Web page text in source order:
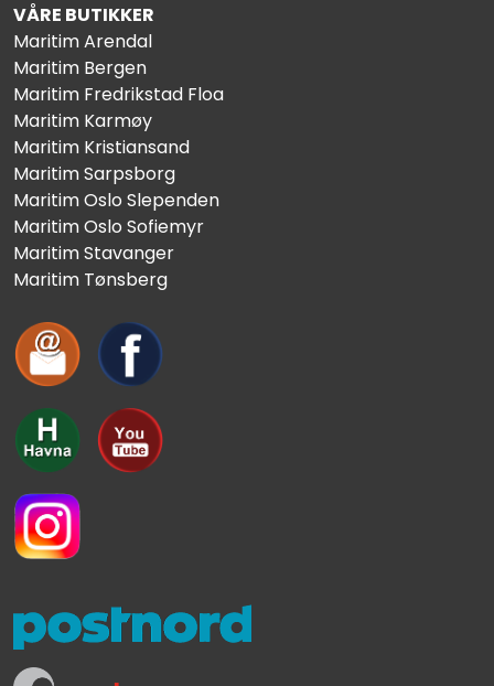
VÅRE BUTIKKER
Maritim Arendal
Maritim Bergen
Maritim Fredrikstad Floa
Maritim Karmøy
Maritim Kristiansand
Maritim Sarpsborg
Maritim Oslo Slependen
Maritim Oslo Sofiemyr
Maritim Stavanger
Maritim Tønsberg